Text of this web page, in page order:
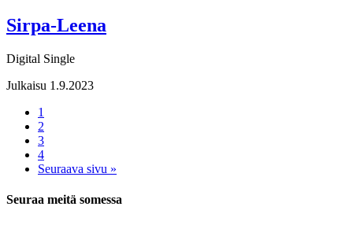
Sirpa-Leena
Digital Single
Julkaisu 1.9.2023
1
2
3
4
Seuraava sivu »
Seuraa meitä somessa